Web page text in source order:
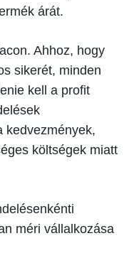
árát.
Ahhoz, hogy
sikerét, minden
kell a profit
kedvezmények,
költségek miatt
méri vállalkozása